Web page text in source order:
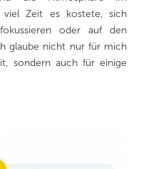
Zeit es kostete, sich
oder auf den
glaube nicht nur für mich
sondern auch für einige